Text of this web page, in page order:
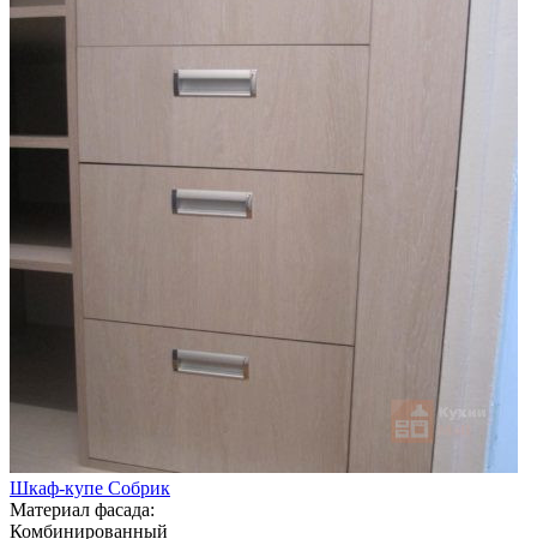
Шкаф-купе Собрик
Материал фасада:
Комбинированный